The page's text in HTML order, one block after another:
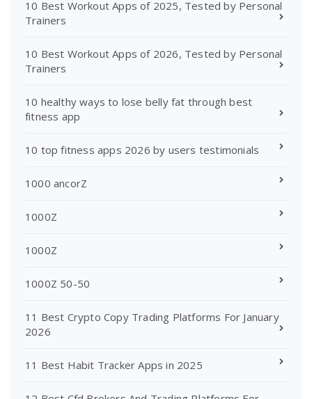
10 Best Workout Apps of 2025, Tested by Personal
Trainers
10 Best Workout Apps of 2026, Tested by Personal
Trainers
10 healthy ways to lose belly fat through best
fitness app
10 top fitness apps 2026 by users testimonials
1000 ancorZ
1000Z
1000Z
1000Z 50-50
11 Best Crypto Copy Trading Platforms For January
2026
11 Best Habit Tracker Apps in 2025